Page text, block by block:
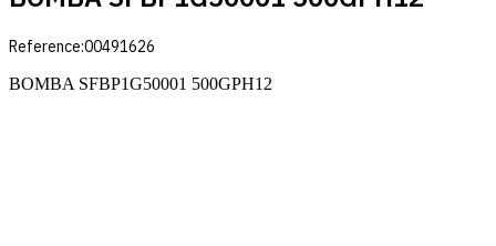
Reference:00491626
BOMBA SFBP1G50001 500GPH12